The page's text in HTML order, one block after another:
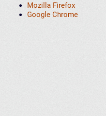
Mozilla Firefox
Google Chrome